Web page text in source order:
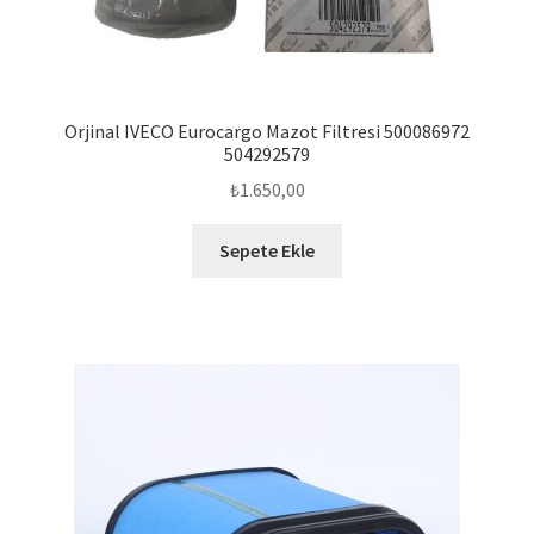
Orjinal IVECO Eurocargo Mazot Filtresi 500086972
504292579
₺1.650,00
Sepete Ekle